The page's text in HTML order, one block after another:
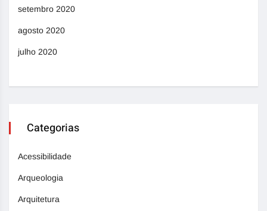
setembro 2020
agosto 2020
julho 2020
Categorias
Acessibilidade
Arqueologia
Arquitetura